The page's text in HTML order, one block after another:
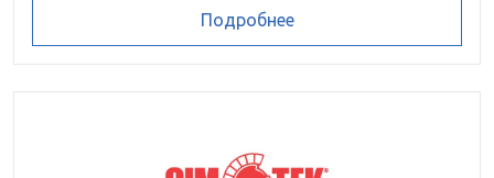
Подробнее